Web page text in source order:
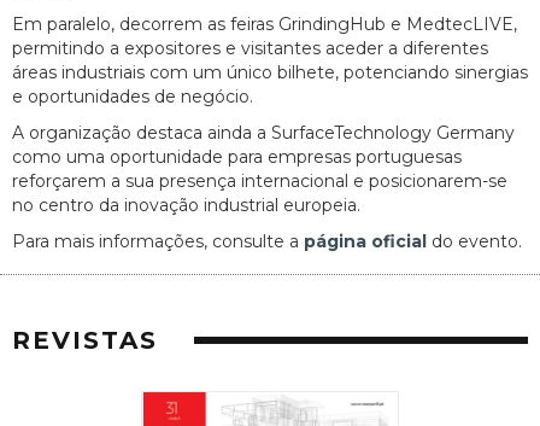
Em paralelo, decorrem as feiras GrindingHub e MedtecLIVE,
permitindo a expositores e visitantes aceder a diferentes
áreas industriais com um único bilhete, potenciando sinergias
e oportunidades de negócio.
A organização destaca ainda a SurfaceTechnology Germany
como uma oportunidade para empresas portuguesas
reforçarem a sua presença internacional e posicionarem-se
no centro da inovação industrial europeia.
Para mais informações, consulte a página oficial do evento.
REVISTAS